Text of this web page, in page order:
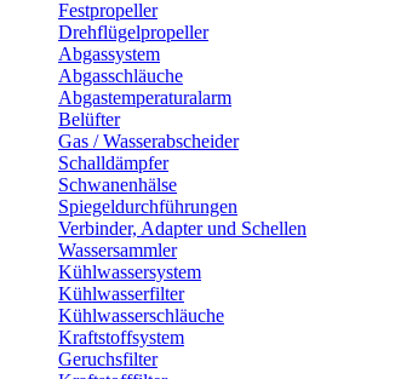
Festpropeller
Drehflügelpropeller
Abgassystem
Abgasschläuche
Abgastemperaturalarm
Belüfter
Gas / Wasserabscheider
Schalldämpfer
Schwanenhälse
Spiegeldurchführungen
Verbinder, Adapter und Schellen
Wassersammler
Kühlwassersystem
Kühlwasserfilter
Kühlwasserschläuche
Kraftstoffsystem
Geruchsfilter